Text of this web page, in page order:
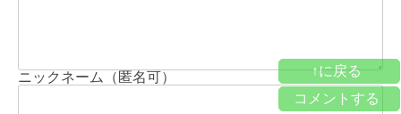
ニックネーム（匿名可）
↑に戻る
コメントする